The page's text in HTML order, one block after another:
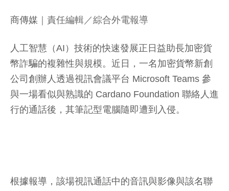
商傳媒 ｜責任編輯／綜合外電報導
人工智慧（AI）技術的快速發展正日益助長加密貨
幣詐騙的複雜性與規模。近日，一名加密貨幣新創
公司創辦人透過視訊會議平台 Microsoft Teams 參
與一場看似與熟識的 Cardano Foundation 聯絡人進
行的通話後，其筆記型電腦隨即遭到入侵。
根據報導，該場視訊通話中的音訊與影像與該名聯